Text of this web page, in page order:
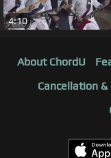
4:10
About ChordU
Cancellation &